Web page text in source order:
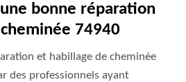
bonne réparation
74940
et habillage de cheminée
des professionnels ayant